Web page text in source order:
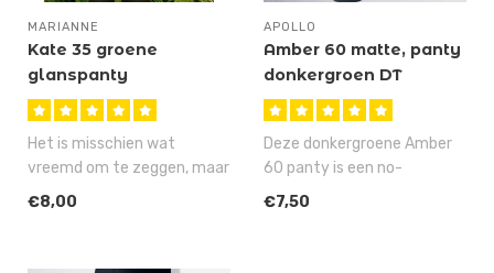
MARIANNE
Kate 35 groene
glanspanty
Het is misschien wat
vreemd om te zeggen, maar
de Kate is stiekem onze
€8,00
APOLLO
Amber 60 matte, panty
donkergroen DT
Deze donkergroene Amber
60 panty is een no-
nonsense panty met een 60
€7,50